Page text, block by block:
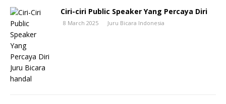
Ciri-ciri Public Speaker Yang Percaya Diri
8 March 2025 Juru Bicara Indonesia